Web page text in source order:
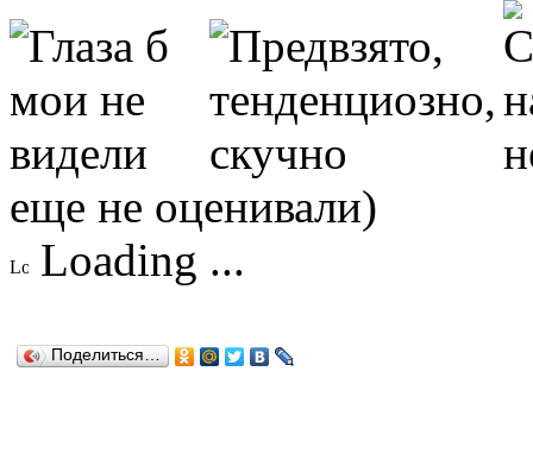
еще не оценивали)
Loading ...
Поделиться…